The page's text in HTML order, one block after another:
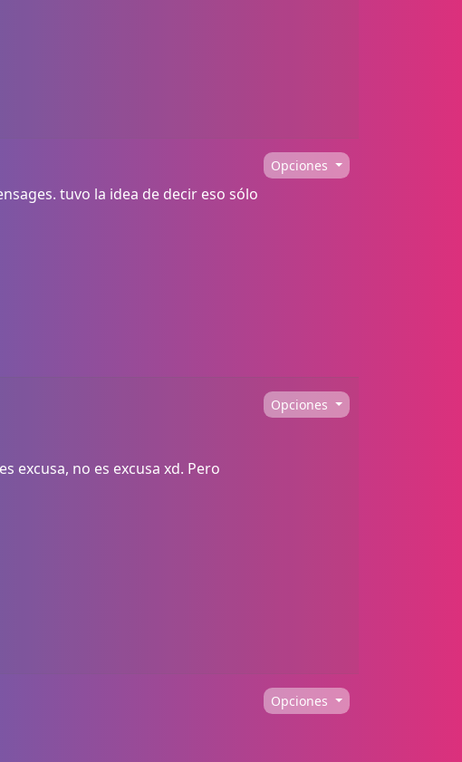
Opciones
tuvo la idea de decir eso sólo
Opciones
excusa, no es excusa xd. Pero
Opciones